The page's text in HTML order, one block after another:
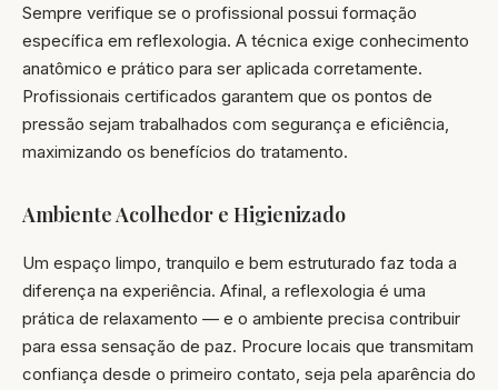
Sempre verifique se o profissional possui formação
específica em reflexologia. A técnica exige conhecimento
anatômico e prático para ser aplicada corretamente.
Profissionais certificados garantem que os pontos de
pressão sejam trabalhados com segurança e eficiência,
maximizando os benefícios do tratamento.
Ambiente Acolhedor e Higienizado
Um espaço limpo, tranquilo e bem estruturado faz toda a
diferença na experiência. Afinal, a reflexologia é uma
prática de relaxamento — e o ambiente precisa contribuir
para essa sensação de paz. Procure locais que transmitam
confiança desde o primeiro contato, seja pela aparência do